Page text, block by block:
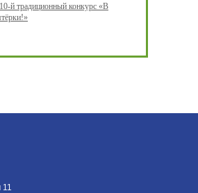
й традиционный конкурс «В